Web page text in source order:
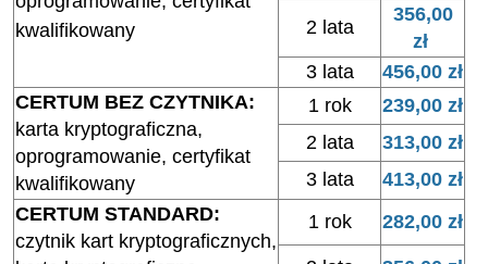
kwalifikowany
2 lata
356,00
zł
3 lata
456,00 zł
CERTUM BEZ CZYTNIKA:
karta kryptograficzna,
oprogramowanie, certyfikat
kwalifikowany
1 rok
239,00 zł
2 lata
313,00 zł
3 lata
413,00 zł
CERTUM STANDARD:
czytnik kart kryptograficznych,
1 rok 282,00 zł